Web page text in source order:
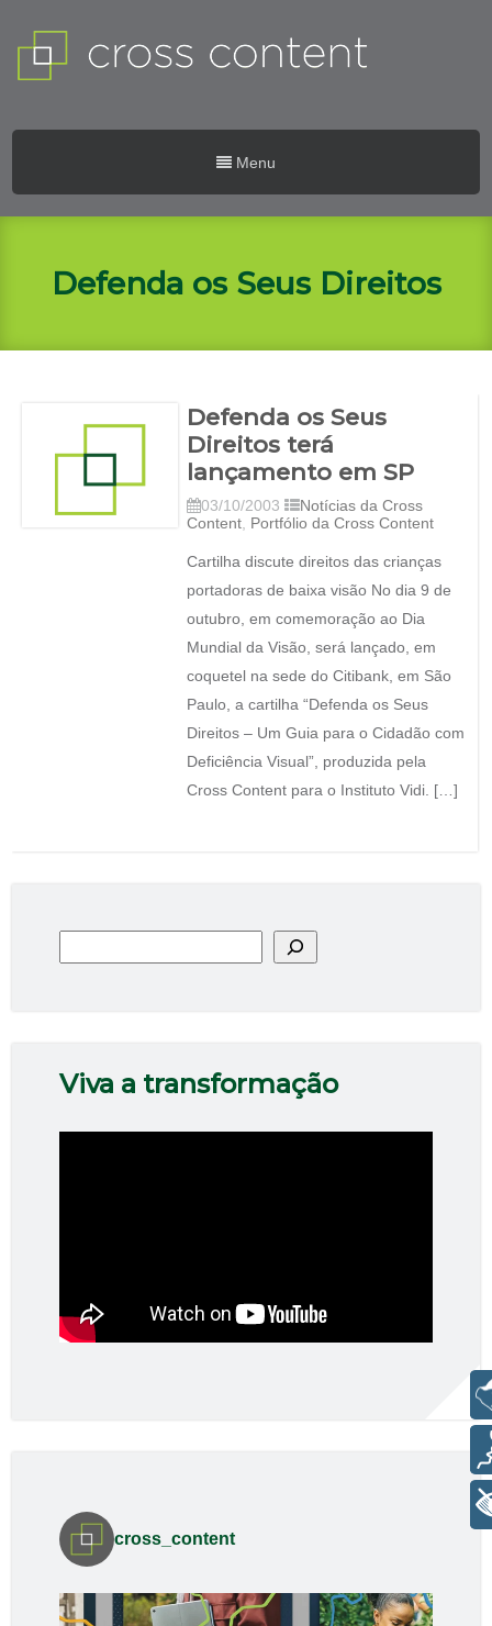
Menu
Defenda os Seus Direitos
Defenda os Seus
Direitos terá
lançamento em SP
03/10/2003
Notícias da Cross
Content, Portfólio da Cross Content
Cartilha discute direitos das crianças
portadoras de baixa visão No dia 9 de
outubro, em comemoração ao Dia
Mundial da Visão, será lançado, em
coquetel na sede do Citibank, em São
Paulo, a cartilha “Defenda os Seus
Direitos – Um Guia para o Cidadão com
Deficiência Visual”, produzida pela
Cross Content para o Instituto Vidi. […]
Viva a transformação
cross_content